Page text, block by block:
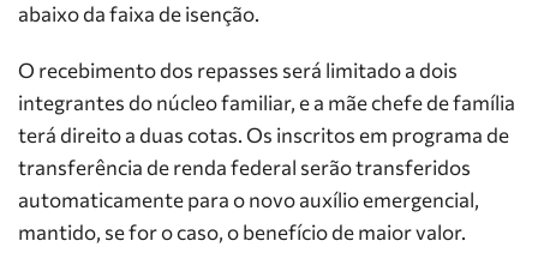
abaixo da faixa de isenção.
O recebimento dos repasses será limitado a dois
integrantes do núcleo familiar, e a mãe chefe de família
terá direito a duas cotas. Os inscritos em programa de
transferência de renda federal serão transferidos
automaticamente para o novo auxílio emergencial,
mantido, se for o caso, o benefício de maior valor.